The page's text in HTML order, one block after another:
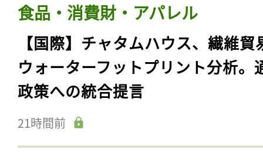
食品・消費財・アパレル
【国際】チャタムハウス、繊維貿
ウォーターフットプリント分析。
政策への統合提言
21時間前
記事をお気に入りに
ログインが必